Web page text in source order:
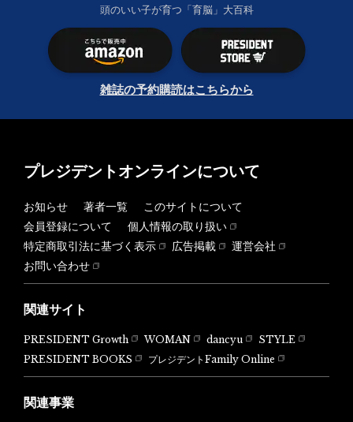
頭のいい子が育つ「育脳」大百科
雑誌の予約購読はこちらから
プレジデントオンラインについて
お知らせ 著者一覧
このサイトについて
会員登録について
個人情報の取り扱い
特定商取引法に基づく表示
広告掲載
運営会社
お問い合わせ
関連サイト
PRESIDENT Growth WOMAN dancyu
STYLE
PRESIDENT BOOKS
プレジデントFamily Online
関連事業